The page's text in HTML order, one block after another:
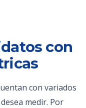
con
con variados
medir. Por